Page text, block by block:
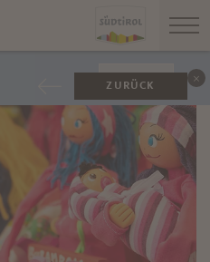
ZURÜCK
ANZEIGEN